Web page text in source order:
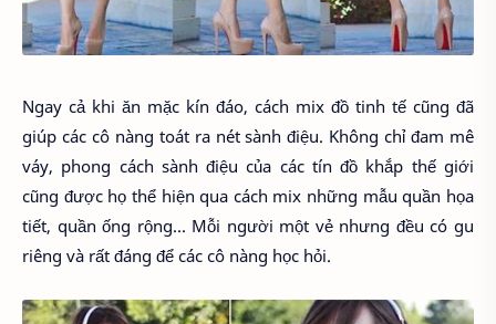
Ngay cả khi ăn mặc kín đáo, cách mix đồ tinh tế cũng đã
giúp các cô nàng toát ra nét sành điệu. Không chỉ đam mê
váy, phong cách sành điệu của các tín đồ khắp thế giới
cũng được họ thể hiện qua cách mix những mẫu quần họa
tiết, quần ống rộng... Mỗi người một vẻ nhưng đều có gu
riêng và rất đáng để các cô nàng học hỏi.